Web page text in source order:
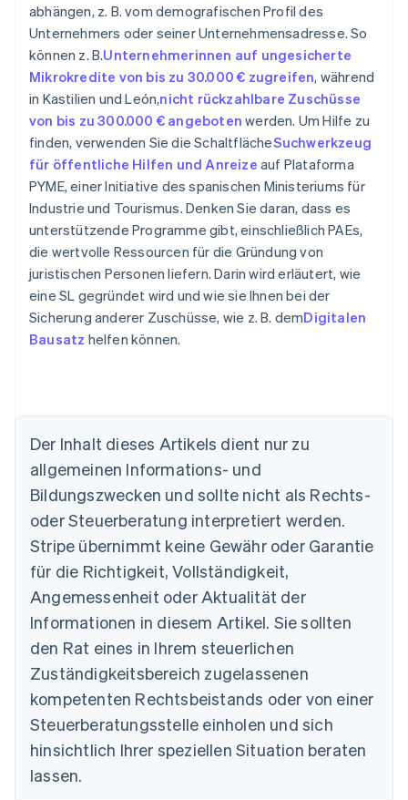
abhängen, z. B. vom demografischen Profil des
Unternehmers oder seiner Unternehmensadresse. So
können z. B.Unternehmerinnen auf ungesicherte
Mikrokredite von bis zu 30.000 € zugreifen, während
in Kastilien und León,nicht rückzahlbare Zuschüsse
von bis zu 300.000 € angeboten werden. Um Hilfe zu
finden, verwenden Sie die SchaltflächeSuchwerkzeug
für öffentliche Hilfen und Anreize auf Plataforma
PYME, einer Initiative des spanischen Ministeriums für
Industrie und Tourismus. Denken Sie daran, dass es
unterstützende Programme gibt, einschließlich PAEs,
die wertvolle Ressourcen für die Gründung von
juristischen Personen liefern. Darin wird erläutert, wie
eine SL gegründet wird und wie sie Ihnen bei der
Sicherung anderer Zuschüsse, wie z. B. demDigitalen
Bausatz helfen können.
Der Inhalt dieses Artikels dient nur zu
allgemeinen Informations- und
Bildungszwecken und sollte nicht als Rechts-
oder Steuerberatung interpretiert werden.
Stripe übernimmt keine Gewähr oder Garantie
für die Richtigkeit, Vollständigkeit,
Angemessenheit oder Aktualität der
Informationen in diesem Artikel. Sie sollten
den Rat eines in Ihrem steuerlichen
Zuständigkeitsbereich zugelassenen
kompetenten Rechtsbeistands oder von einer
Steuerberatungsstelle einholen und sich
hinsichtlich Ihrer speziellen Situation beraten
lassen.
English
Belgien
Nederlands Français Deutsch English
Brasilien
PortuguêsEnglish
Bulgarien
Dänemark
English
Deutschland
Deutsch English
Estland
English
Festlandchina
简体中文 English
Finnland
EnglishSvenska
Frankreich
Français